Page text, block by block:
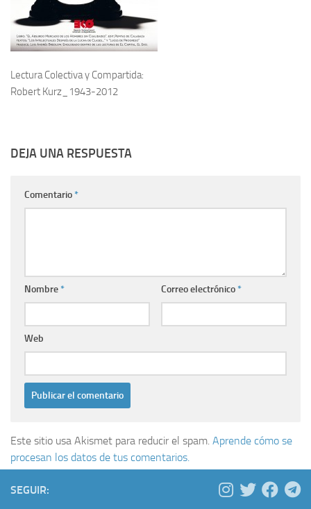
Lectura Colectiva y Compartida:
Robert Kurz_1943-2012
DEJA UNA RESPUESTA
Comentario*
Nombre* Correo electrónico*
Web
Este sitio usa Akismet para reducir el spam. Aprende cómo se
procesan los datos de tus comentarios.
SEGUIR: